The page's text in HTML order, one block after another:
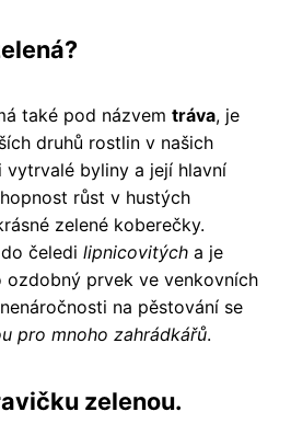
také pod názvem tráva, je
druhů rostlin v našich
vytrvalé byliny a její hlavní
růst v hustých
zelené koberečky.
čeledi lipnicovitých a je
ozdobný prvek ve venkovních
na pěstování se
pro mnoho zahrádkářů.
zelenou.